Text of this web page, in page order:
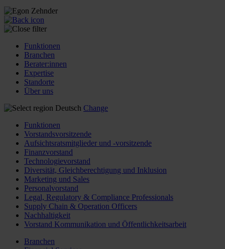
Funktionen
Branchen
Berater:innen
Expertise
Standorte
Über uns
Deutsch Change
Funktionen
Vorstandsvorsitzende
Aufsichtsratsmitglieder und -vorsitzende
Finanzvorstand
Technologievorstand
Diversität, Gleichberechtigung und Inklusion
Marketing und Sales
Personalvorstand
Legal, Regulatory & Compliance Professionals
Supply Chain & Operation Officers
Nachhaltigkeit
Vorstand Kommunikation und Öffentlichkeitsarbeit
Branchen